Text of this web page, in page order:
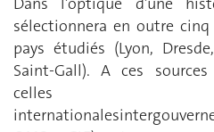
sélectionnera en outre
pays étudiés (Lyon,
Saint-Gall). A ces
celles